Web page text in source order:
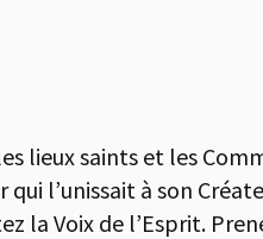
lieux saints et les
l’unissait à son
Voix de l’Esprit.